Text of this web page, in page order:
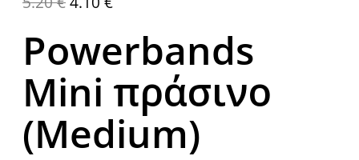
Powerbands
Mini πράσινο
(Medium)